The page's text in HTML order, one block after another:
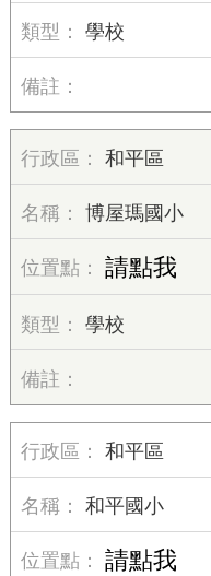
學校
和平區
博屋瑪國小
請點我
學校
和平區
和平國小
請點我